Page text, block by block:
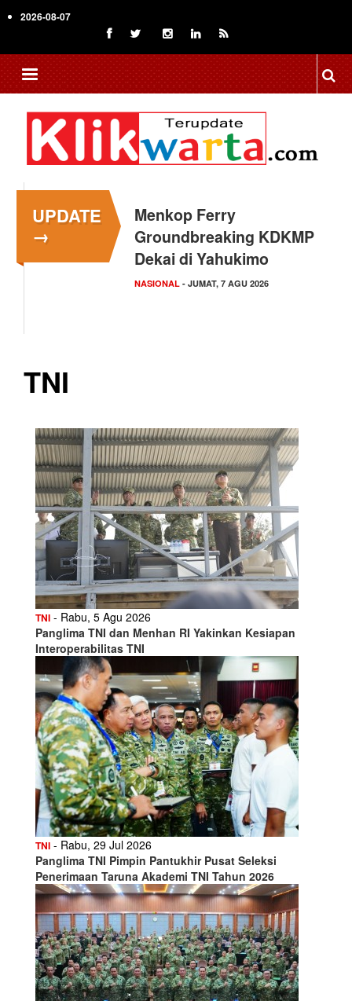
to
content
2026-08-07
UPDATE
→
Menkop Ferry
Groundbreaking KDKMP
Dekai di Yahukimo
NASIONAL - JUMAT, 7 AGU 2026
TNI
TNI - Rabu, 5 Agu 2026
Panglima TNI dan Menhan RI Yakinkan Kesiapan
Interoperabilitas TNI
TNI - Rabu, 29 Jul 2026
Panglima TNI Pimpin Pantukhir Pusat Seleksi
Penerimaan Taruna Akademi TNI Tahun 2026